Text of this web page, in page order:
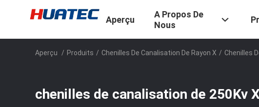
Aperçu
A Propos De
Nous
Aperçu / Produits / Chenilles De Canalisation De Rayon X / Chenilles
chenilles de canalisation de 250Kv